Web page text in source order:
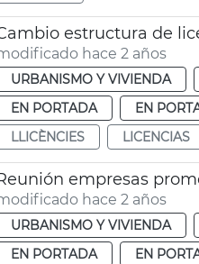
estructura de
hace 2 años
URBANISMO Y VIVIENDA
EN PORTADA
EN
LLICÈNCIES
LICENCIAS
empresas
hace 2 años
URBANISMO Y VIVIENDA
EN PORTADA
EN